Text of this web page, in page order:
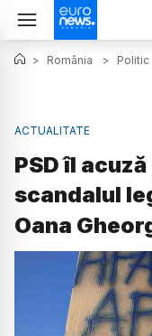
> România > Politic
ACTUALITATE
PSD îl
scandalul
Oana